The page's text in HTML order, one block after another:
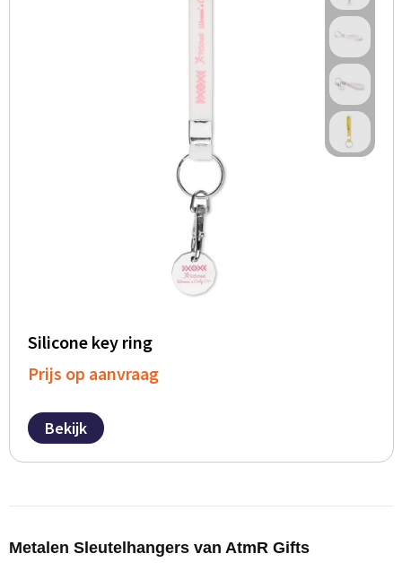
Silicone key ring
Prijs op aanvraag
Bekijk
Metalen Sleutelhangers van AtmR Gifts